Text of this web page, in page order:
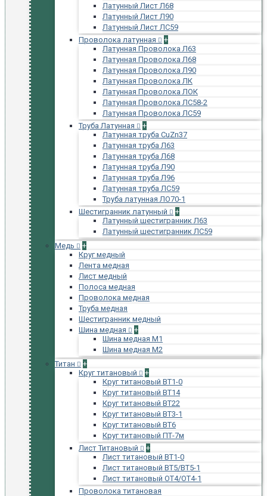
Латунный Лист Л68
Латунный Лист Л90
Латунный Лист ЛС59
Проволока латунная
+
Латунная Проволока Л63
Латунная Проволока Л68
Латунная Проволока Л90
Латунная Проволока ЛК
Латунная Проволока ЛОК
Латунная Проволока ЛС58-2
Латунная Проволока ЛС59
Труба Латунная
+
Латунная труба CuZn37
Латунная труба Л63
Латунная труба Л68
Латунная труба Л90
Латунная труба Л96
Латунная труба ЛС59
Труба латунная ЛО70-1
Шестигранник латунный
+
Латунный шестигранник Л63
Латунный шестигранник ЛС59
Медь
+
Круг медный
Лента медная
Лист медный
Полоса медная
Проволока медная
Труба медная
Шестигранник медный
Шина медная
+
Шина медная М1
Шина медная М2
Титан
+
Круг титановый
+
Круг титановый ВТ1-0
Круг титановый ВТ14
Круг титановый ВТ22
Круг титановый ВТ3-1
Круг титановый ВТ6
Круг титановый ПТ-7м
Лист Титановый
+
Лист титановый ВТ1-0
Лист титановый ВТ5/ВТ5-1
Лист титановый ОТ4/ОТ4-1
Проволока титановая